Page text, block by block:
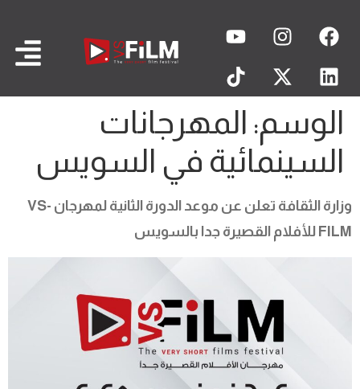
الوسم: المهرجانات
السينمائية في السويس
وزارة الثقافة تعلن عن موعد الدورة الثانية لمهرجان VS-
FILM للأفلام القصيرة جدا بالسويس